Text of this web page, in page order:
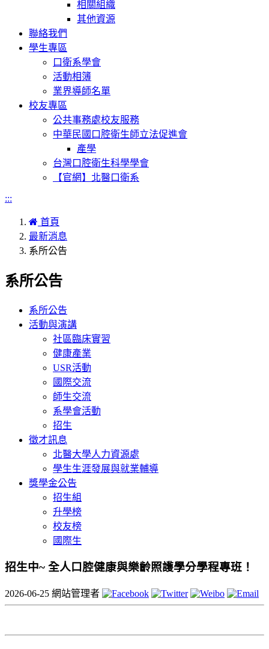
相關組織
其他資源
聯絡我們
學生專區
口衛系學會
活動相簿
業界導師名單
校友專區
公共事務處校友服務
中華民國口腔衛生師立法促進會
產學
台灣口腔衛生科學學會
【官網】北醫口衛系
:::
首頁
最新消息
系所公告
系所公告
系所公告
活動與演講
社區臨床實習
健康產業
USR活動
國際交流
師生交流
系學會活動
招生
徵才訊息
北醫大學人力資源處
學生生涯發展與就業輔導
獎學金公告
招生組
升學榜
校友榜
國際生
招生中~ 全人口腔健康與樂齡照護學分學程專班！
2026-06-25 網站管理者